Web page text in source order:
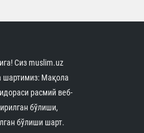
Сиз muslim.uz
шартимиз: Мақола
расмий веб-
бўлиши,
бўлиши шарт.